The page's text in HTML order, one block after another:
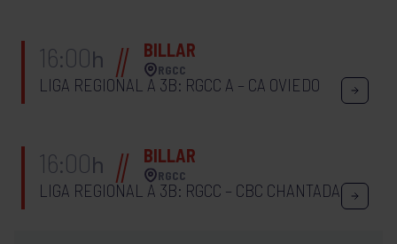
16:00h BILLAR
RGCC
LIGA REGIONAL A 3B: RGCC A – CA OVIEDO
16:00h BILLAR
RGCC
LIGA REGIONAL A 3B: RGCC – CBC CHANTADA